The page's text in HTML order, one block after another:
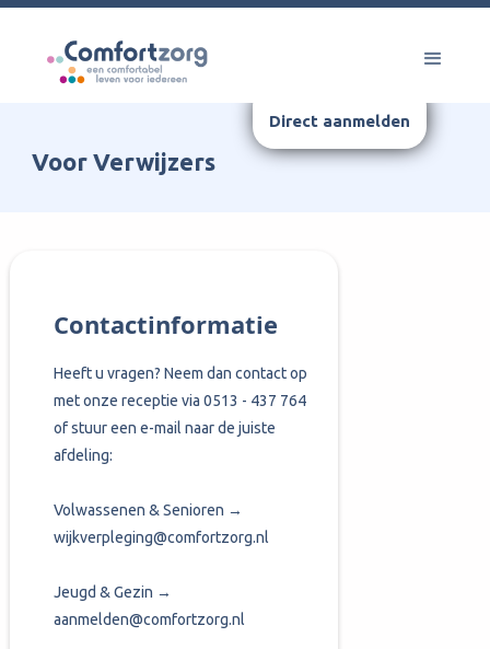
Voor Verwijzers
Contactinformatie
Heeft u vragen? Neem dan contact op
met onze receptie via 0513 - 437 764
of stuur een e-mail naar de juiste
afdeling:
Volwassenen & Senioren →
wijkverpleging@comfortzorg.nl
Jeugd & Gezin →
aanmelden@comfortzorg.nl
Direct aanmelden